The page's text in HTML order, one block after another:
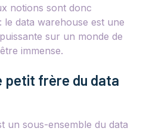
notions sont donc
le data warehouse est une
sur un monde de
immense.
petit frère du data
un sous-ensemble du data